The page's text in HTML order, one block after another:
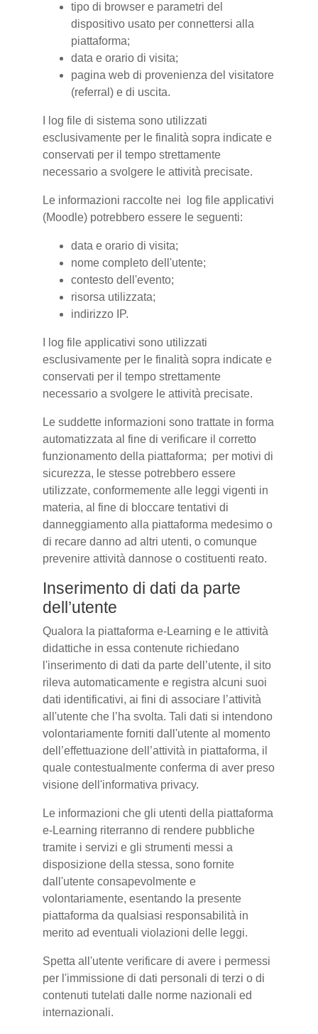
tipo di browser e parametri del
dispositivo usato per connettersi alla
piattaforma;
data e orario di visita;
pagina web di provenienza del visitatore
(referral) e di uscita.
I log file di sistema sono utilizzati
esclusivamente per le finalità sopra indicate e
conservati per il tempo strettamente
necessario a svolgere le attività precisate.
Le informazioni raccolte nei log file applicativi
(Moodle) potrebbero essere le seguenti:
data e orario di visita;
nome completo dell'utente;
contesto dell'evento;
risorsa utilizzata;
indirizzo IP.
I log file applicativi sono utilizzati
esclusivamente per le finalità sopra indicate e
conservati per il tempo strettamente
necessario a svolgere le attività precisate.
Le suddette informazioni sono trattate in forma
automatizzata al fine di verificare il corretto
funzionamento della piattaforma; per motivi di
sicurezza, le stesse potrebbero essere
utilizzate, conformemente alle leggi vigenti in
materia, al fine di bloccare tentativi di
danneggiamento alla piattaforma medesimo o
di recare danno ad altri utenti, o comunque
prevenire attività dannose o costituenti reato.
Inserimento di dati da parte
dell’utente
Qualora la piattaforma e-Learning e le attività
didattiche in essa contenute richiedano
l'inserimento di dati da parte dell’utente, il sito
rileva automaticamente e registra alcuni suoi
dati identificativi, ai fini di associare l’attività
all'utente che l’ha svolta. Tali dati si intendono
volontariamente forniti dall'utente al momento
dell’effettuazione dell’attività in piattaforma, il
quale contestualmente conferma di aver preso
visione dell'informativa privacy.
Le informazioni che gli utenti della piattaforma
e-Learning riterranno di rendere pubbliche
tramite i servizi e gli strumenti messi a
disposizione della stessa, sono fornite
dall'utente consapevolmente e
volontariamente, esentando la presente
piattaforma da qualsiasi responsabilità in
merito ad eventuali violazioni delle leggi.
Spetta all'utente verificare di avere i permessi
per l'immissione di dati personali di terzi o di
contenuti tutelati dalle norme nazionali ed
internazionali.